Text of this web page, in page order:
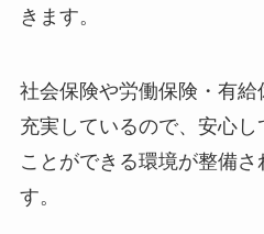
きます。
社会保険や労働保険・有給
充実しているので、安心
ことができる環境が整備
す。